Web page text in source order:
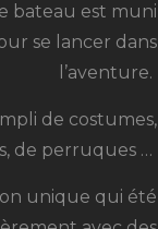
bateau est muni
se lancer dans
l’aventure.
de costumes,
de perruques…
unique qui été